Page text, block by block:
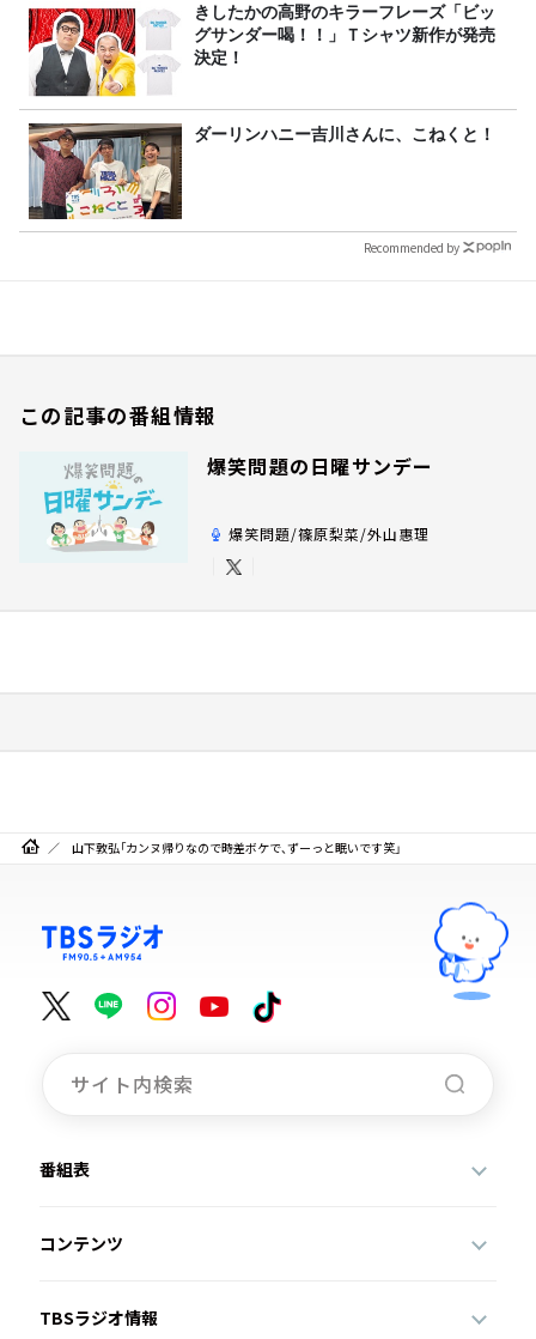
きしたかの高野のキラーフレーズ「ビッ
グサンダー喝！！」Ｔシャツ新作が発売
決定！
ダーリンハニー吉川さんに、こねくと！
Recommended by
この記事の番組情報
爆笑問題の日曜サンデー
爆笑問題/篠原梨菜/外山惠理
山下敦弘「カンヌ帰りなので時差ボケで、ずーっと眠いです笑」
番組表
コンテンツ
TBSラジオ情報